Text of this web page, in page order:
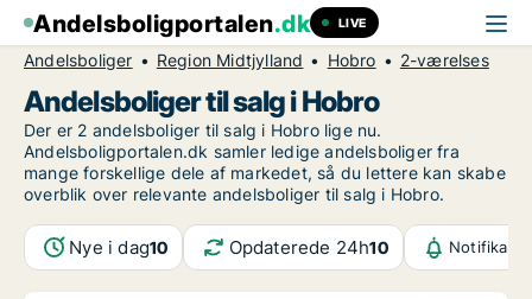
Andelsboligportalen.dk LIVE
Andelsboliger Region Midtjylland Hobro 2-værelses
Andelsboliger til salg i Hobro
Der er 2 andelsboliger til salg i Hobro lige nu.
Andelsboligportalen.dk samler ledige andelsboliger fra
mange forskellige dele af markedet, så du lettere kan skabe
overblik over relevante andelsboliger til salg i Hobro.
Nye i dag10 Opdaterede 24h10